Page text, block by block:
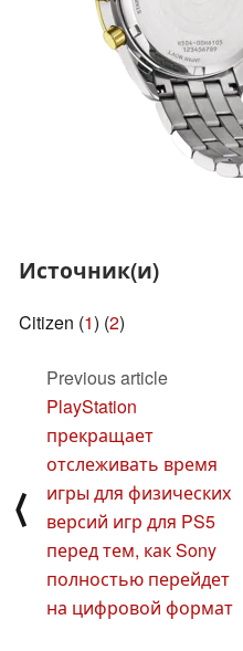
Источник(и)
Citizen (1) (2)
⟨
Previous article
PlayStation
прекращает
отслеживать время
игры для физических
версий игр для PS5
перед тем, как Sony
полностью перейдет
на цифровой формат